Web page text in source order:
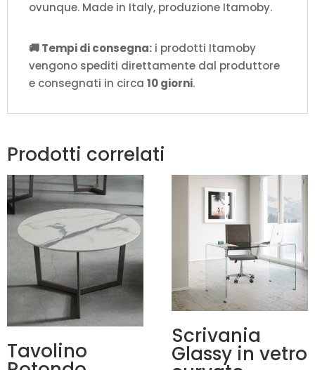
ovunque. Made in Italy, produzione Itamoby.
🚚 Tempi di consegna: i prodotti Itamoby
vengono spediti direttamente dal produttore
e consegnati in circa 10 giorni.
Prodotti correlati
Tavolino
Scrivania
Glassy in vetro